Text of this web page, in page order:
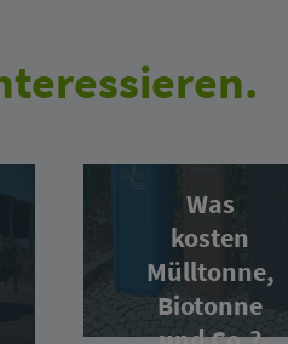
Was
kosten
Mülltonne,
Biotonne